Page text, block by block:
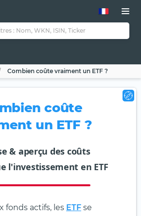
Combien coûte vraiment un ETF ?
coûte
un ETF ?
& aperçu des coûts
l'investissement en ETF
fonds actifs, les ETF se